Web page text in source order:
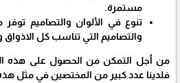
مستمرة.
تنوع في الألوان والتصاميم
والتصاميم التي تناسب كل الاذواق
من أجل التمكن من الحصول على هذه
فلدينا عدد كبير من المختصين في مثل